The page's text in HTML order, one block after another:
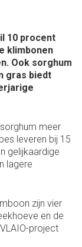
10 procent
klimbonen
Ook sorghum
gras biedt
meer
leveren bij 15
gelijkaardige
lagere
zijn vier
en de
project